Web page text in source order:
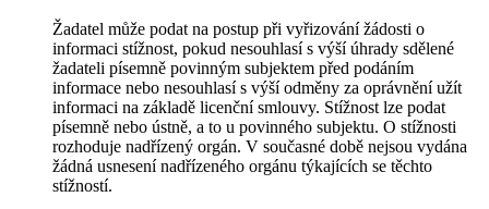
Žadatel může podat na postup při vyřizování žádosti o
informaci stížnost, pokud nesouhlasí s výší úhrady sdělené
žadateli písemně povinným subjektem před podáním
informace nebo nesouhlasí s výší odměny za oprávnění užít
informaci na základě licenční smlouvy. Stížnost lze podat
písemně nebo ústně, a to u povinného subjektu. O stížnosti
rozhoduje nadřízený orgán. V současné době nejsou vydána
žádná usnesení nadřízeného orgánu týkajících se těchto
stížností.